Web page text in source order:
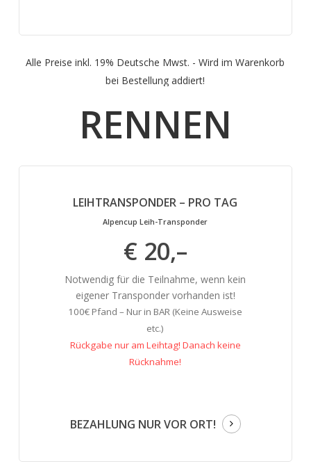
Alle Preise inkl. 19% Deutsche Mwst. - Wird im Warenkorb
bei Bestellung addiert!
RENNEN
LEIHTRANSPONDER – PRO TAG
Alpencup Leih-Transponder
€ 20,–
Notwendig für die Teilnahme, wenn kein
eigener Transponder vorhanden ist!
100€ Pfand – Nur in BAR (Keine Ausweise
etc.)
Rückgabe nur am Leihtag! Danach keine
Rücknahme!
BEZAHLUNG NUR VOR ORT!